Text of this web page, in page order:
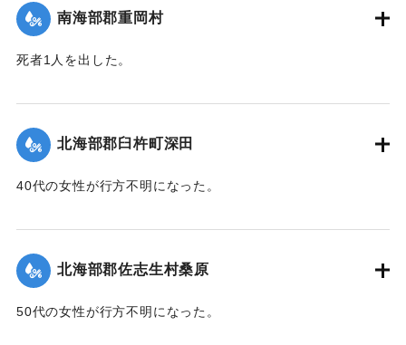
｜固有コード: 00481070
南海部郡重岡村
死者1人を出した。
｜固有コード: 00481062
北海部郡臼杵町深田
40代の女性が行方不明になった。
｜固有コード: 00481064
北海部郡佐志生村桑原
50代の女性が行方不明になった。